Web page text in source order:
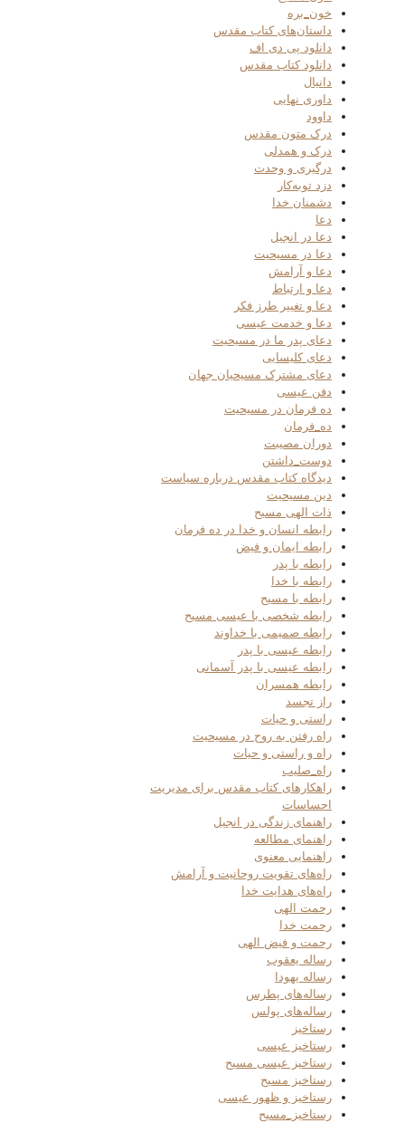
خون_بره
داستان‌های کتاب مقدس
دانلود پی دی اف
دانلود کتاب مقدس
دانیال
داوری نهایی
داوود
درک متون مقدس
درک و همدلی
درگیری و وحدت
دزد توبه‌کار
دشمنان خدا
دعا
دعا در انجیل
دعا در مسیحیت
دعا و آرامش
دعا و ارتباط
دعا و تغییر طرز فکر
دعا و خدمت عیسی
دعای پدر ما در مسیحیت
دعای کلیسایی
دعای مشترک مسیحیان جهان
دفن عیسی
ده فرمان در مسیحیت
ده_فرمان
دوران مصیبت
دوست_داشتن
دیدگاه کتاب مقدس درباره سیاست
دین مسیحیت
ذات الهی مسیح
رابطه انسان و خدا در ده فرمان
رابطه ایمان و فیض
رابطه با پدر
رابطه با خدا
رابطه با مسیح
رابطه شخصی با عیسی مسیح
رابطه صمیمی با خداوند
رابطه عیسی با پدر
رابطه عیسی با پدر آسمانی
رابطه همسران
راز تجسد
راستی و حیات
راه رفتن به روح در مسیحیت
راه و راستی و حیات
راه_صلیب
راهکارهای کتاب مقدس برای مدیریت
احساسات
راهنمای زندگی در انجیل
راهنمای مطالعه
راهنمایی معنوی
راه‌های تقویت روحانیت و آرامش
راه‌های هدایت خدا
رحمت الهی
رحمت خدا
رحمت و فیض الهی
رساله یعقوب
رساله یهودا
رساله‌های پطرس
رساله‌های پولس
رستاخیز
رستاخیز عیسی
رستاخیز عیسی مسیح
رستاخیز مسیح
رستاخیز و ظهور عیسی
رستاخیز_مسیح